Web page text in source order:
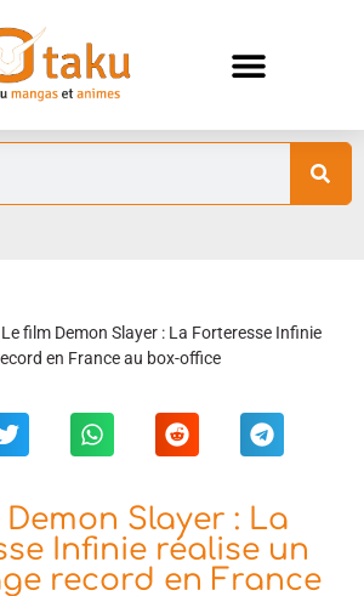
Le film Demon Slayer : La Forteresse Infinie
en France au box-office
Slayer : La
Infinie réalise un
record en France